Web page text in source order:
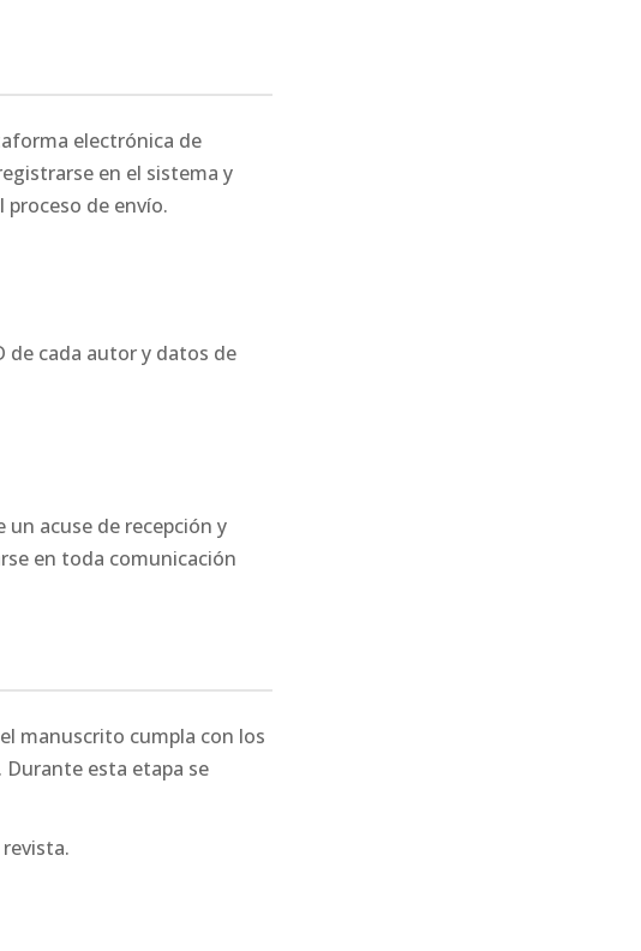
electrónica de
en el sistema y
de envío.
de cada autor y datos de
acuse de recepción y
en toda comunicación
manuscrito cumpla con los
esta etapa se